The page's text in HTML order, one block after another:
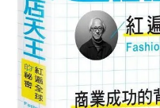
驗！
品
店
天
王：